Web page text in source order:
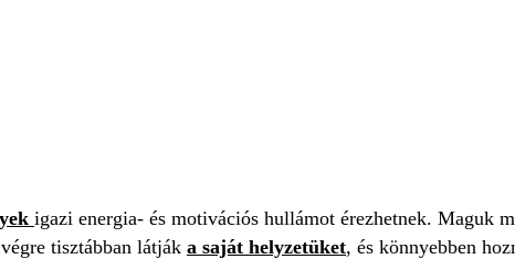
igazi energia- és motivációs hullámot érezhetnek. Maguk
tisztábban látják a saját helyzetüket, és könnyebben